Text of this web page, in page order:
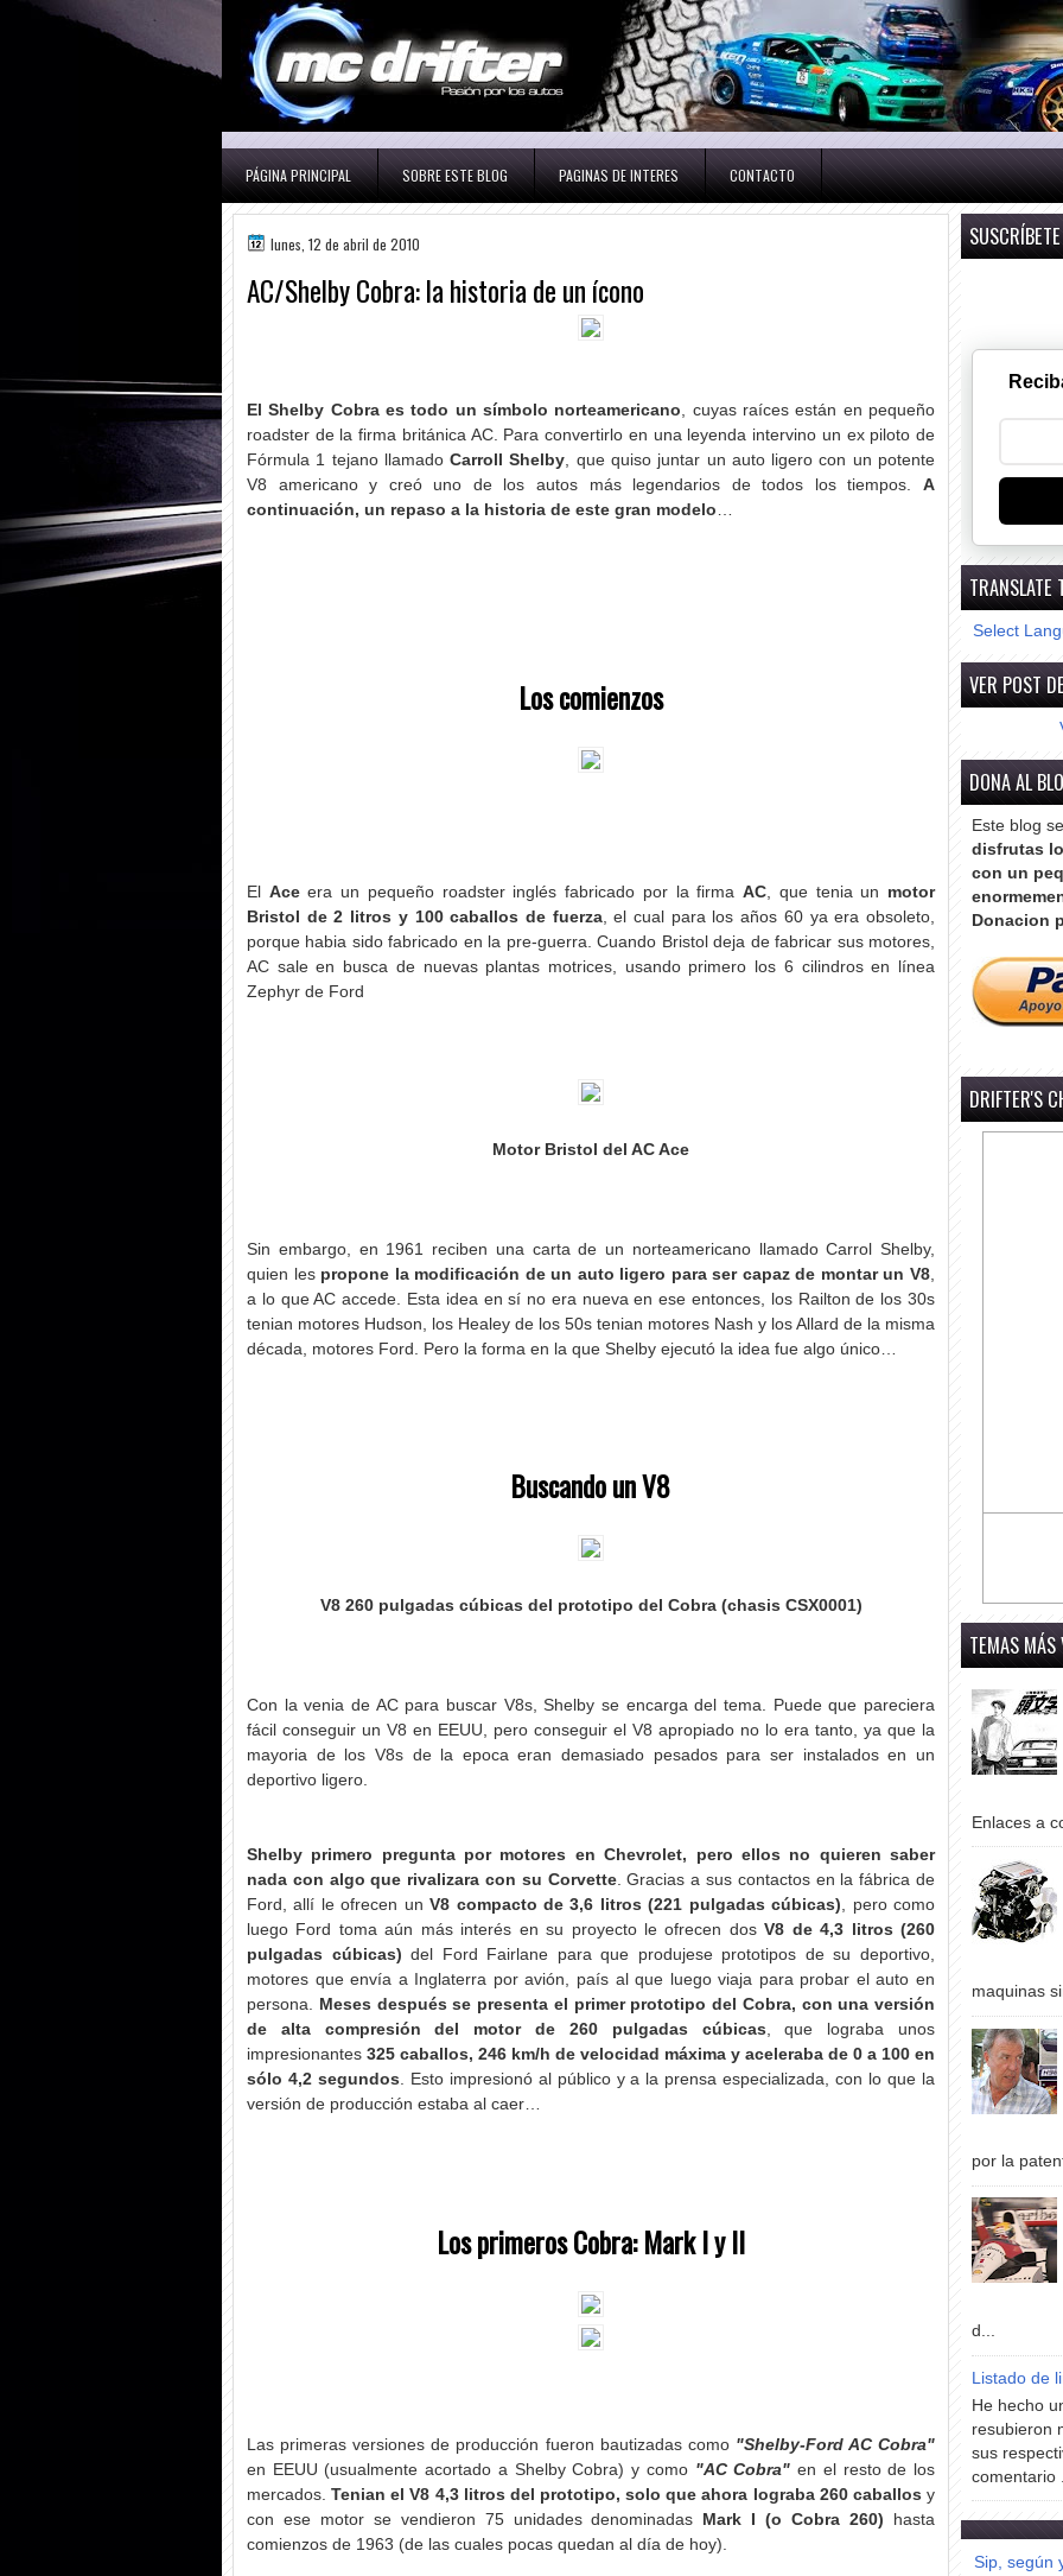
PÁGINA PRINCIPAL SOBRE ESTE BLOG PAGINAS DE INTERES CONTACTO
lunes, 12 de abril de 2010
AC/Shelby Cobra: la historia de un ícono
El Shelby Cobra es todo un símbolo norteamericano , cuyas raíces están en pequeño
roadster de la firma británica AC. Para convertirlo en una leyenda intervino un ex piloto de
Fórmula 1 tejano llamadoCarroll Shelby , que quiso juntar un auto ligero con un potente
V8 americano y creó uno de los autos más legendarios de todos los tiempos. A
continuación, un repaso a la historia de este gran modelo
Los comienzos
El Aceera un pequeño roadster inglés fabricado por la firmaAC , que tenia un motor
Bristol de 2 litros y 100 caballos de fuerza, el cual para los años 60 ya era obsoleto,
porque habia sido fabricado en la pre-guerra. Cuando Bristol deja de fabricar sus motores,
AC sale en busca de nuevas plantas motrices, usando primero los 6 cilindros en línea
Zephyr de Ford
Motor Bristol del AC Ace
Sin embargo, en 1961 reciben una carta de un norteamericano llamado Carrol Shelby,
quien les propone la modificación de un auto ligero para ser capaz de montar un V8
a lo que AC accede. Esta idea en sí no era nueva en ese entonces, los Railton de los 30s
tenian motores Hudson, los Healey de los 50s tenian motores Nash y los Allard de la misma
década, motores Ford. Pero la forma en la que Shelby ejecutó la idea fue algo único…
Buscando un V8
V8 260 pulgadas cúbicas del prototipo del Cobra (chasis CSX0001)
Con la venia de AC para buscar V8s, Shelby se encarga del tema. Puede que pareciera
fácil conseguir un V8 en EEUU, pero conseguir el V8 apropiado no lo era tanto, ya que la
mayoria de los V8s de la epoca eran demasiado pesados para ser instalados en un
deportivo ligero.
Shelby primero pregunta por motores en Chevrolet, pero ellos no quieren saber
nada con algo que rivalizara con su Corvette. Gracias a sus contactos en la fábrica de
Ford, allí le ofrecen unV8 compacto de 3,6 litros (221 pulgadas cúbicas), pero como
luego Ford toma aún más interés en su proyecto le ofrecen dosV8 de 4,3 litros (260
pulgadas cúbicas) del Ford Fairlane para que produjese prototipos de su deportivo,
motores que envía a Inglaterra por avión, país al que luego viaja para probar el auto en
persona. Meses después se presenta el primer prototipo del Cobra, con una versión
de alta compresión del motor de 260 pulgadas cúbicas, que lograba unos
impresionantes 325 caballos, 246 km/h de velocidad máxima y aceleraba de 0 a 100 en
sólo 4,2 segundos. Esto impresionó al público y a la prensa especializada, con lo que la
versión de producción estaba al caer…
Los primeros Cobra: Mark I y II
Las primeras versiones de producción fueron bautizadas como "Shelby-Ford AC Cobra"
en EEUU (usualmente acortado a Shelby Cobra) y como "AC Cobra" en el resto de los
mercados.Tenian el V8 4,3 litros del prototipo, solo que ahora lograba 260 caballos y
con ese motor se vendieron 75 unidades denominadas
Mark I (o Cobra 260) hasta
comienzos de 1963 (de las cuales pocas quedan al día de hoy).
TRANSLATE
Select
VER POST
DONA AL
Este blog
disfrutas
con un
Donacion
DRIFTER'S
TEMAS MÁS
Enlaces a
maquinas
por la
d...
Listado de
He hecho
resubieron
sus
comentario
Sip, según